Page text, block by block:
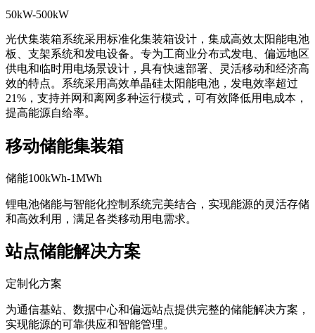
50kW-500kW
光伏集装箱系统采用标准化集装箱设计，集成高效太阳能电池
板、支架系统和发电设备。专为工商业分布式发电、偏远地区
供电和临时用电场景设计，具有快速部署、灵活移动和经济高
效的特点。系统采用高效单晶硅太阳能电池，发电效率超过
21%，支持并网和离网多种运行模式，可有效降低用电成本，
提高能源自给率。
移动储能集装箱
储能100kWh-1MWh
锂电池储能与智能化控制系统完美结合，实现能源的灵活存储
和高效利用，满足各类移动用电需求。
站点储能解决方案
定制化方案
为通信基站、数据中心和偏远站点提供完整的储能解决方案，
实现能源的可靠供应和智能管理。